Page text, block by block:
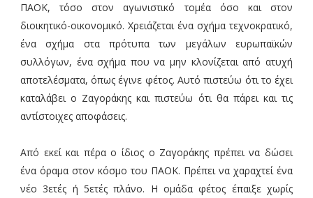
ΠΑΟΚ, τόσο στον αγωνιστικό τομέα όσο και στον
διοικητικό-οικονομικό. Χρειάζεται ένα σχήμα τεχνοκρατικό,
ένα σχήμα στα πρότυπα των μεγάλων ευρωπαϊκών
συλλόγων, ένα σχήμα που να μην κλονίζεται από ατυχή
αποτελέσματα, όπως έγινε φέτος. Αυτό πιστεύω ότι το έχει
καταλάβει ο Ζαγοράκης και πιστεύω ότι θα πάρει και τις
αντίστοιχες αποφάσεις.
Από εκεί και πέρα ο ίδιος ο Ζαγοράκης πρέπει να δώσει
ένα όραμα στον κόσμο του ΠΑΟΚ. Πρέπει να χαραχτεί ένα
νέο 3ετές ή 5ετές πλάνο. Η ομάδα φέτος έπαιξε χωρίς